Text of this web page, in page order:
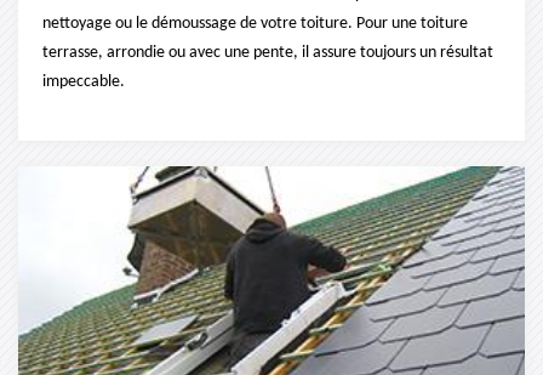
nettoyage ou le démoussage de votre toiture. Pour une toiture
terrasse, arrondie ou avec une pente, il assure toujours un résultat
impeccable.